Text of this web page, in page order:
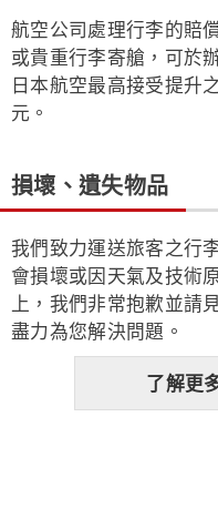
航空公司處理行李的賠
或貴重行李寄艙，可於
日本航空最高接受提升
元。
損壞、遺失物品
我們致力運送旅客之行
會損壞或因天氣及技術
上，我們非常抱歉並請
盡力為您解決問題。
了解更